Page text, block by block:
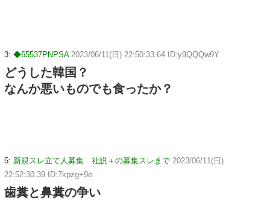
3: ◆65537PNPSA 2023/06/11(日) 22:50:33.64 ID:y9QQQw9Y
どうした韓国？
なんか悪いものでも食ったか？
5: 新規スレ立て人募集 社説＋の募集スレまで 2023/06/11(日)
22:52:30.39 ID:7kpzg+9e
歯糞と鼻糞の争い